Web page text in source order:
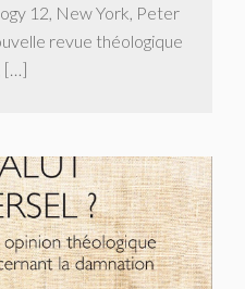
12, New York, Peter
revue théologique
[…]